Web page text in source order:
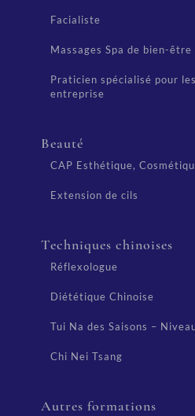
Facialiste
Massages Spa de bien-être
Praticien spécialisé pour
entreprise
Beauté
CAP Esthétique,
Extension de cils
Techniques chinoises
Réflexologue
Diététique Chinoise
Tui Na des Saisons –
Chi Nei Tsang
Autres formations